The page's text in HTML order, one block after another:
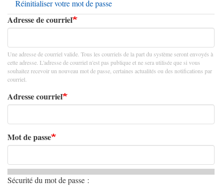
principaux
Réinitialiser votre mot de passe
Adresse de courriel
Une adresse de courriel valide. Tous les courriels de la part du système seront envoyés à
cette adresse. L'adresse de courriel n'est pas publique et ne sera utilisée que si vous
souhaitez recevoir un nouveau mot de passe, certaines actualités ou des notifications par
courriel.
Adresse courriel
Mot de passe
Sécurité du mot de passe :